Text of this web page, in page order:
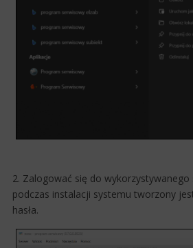
2. Zalogować się do
podczas instalacji systemu tworzony
hasła.